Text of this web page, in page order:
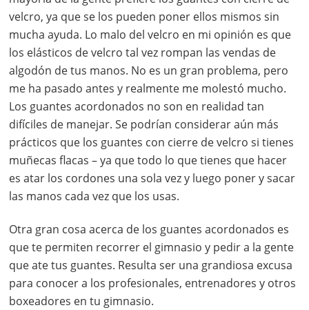
velcro, ya que se los pueden poner ellos mismos sin
mucha ayuda. Lo malo del velcro en mi opinión es que
los elásticos de velcro tal vez rompan las vendas de
algodón de tus manos. No es un gran problema, pero
me ha pasado antes y realmente me molestó mucho.
Los guantes acordonados no son en realidad tan
difíciles de manejar. Se podrían considerar aún más
prácticos que los guantes con cierre de velcro si tienes
muñecas flacas – ya que todo lo que tienes que hacer
es atar los cordones una sola vez y luego poner y sacar
las manos cada vez que los usas.
Otra gran cosa acerca de los guantes acordonados es
que te permiten recorrer el gimnasio y pedir a la gente
que ate tus guantes. Resulta ser una grandiosa excusa
para conocer a los profesionales, entrenadores y otros
boxeadores en tu gimnasio.